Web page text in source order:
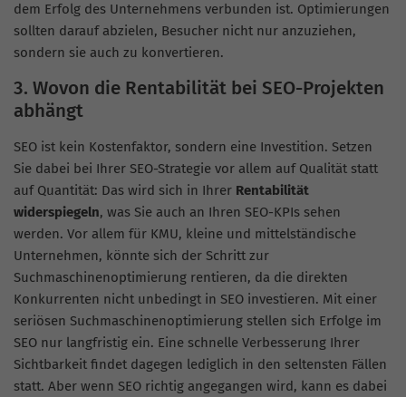
dem Erfolg des Unternehmens verbunden ist. Optimierungen
sollten darauf abzielen, Besucher nicht nur anzuziehen,
sondern sie auch zu konvertieren.
3. Wovon die Rentabilität bei SEO-Projekten
abhängt
SEO ist kein Kostenfaktor, sondern eine Investition. Setzen
Sie dabei bei Ihrer SEO-Strategie vor allem auf Qualität statt
auf Quantität: Das wird sich in Ihrer Rentabilität
widerspiegeln, was Sie auch an Ihren SEO-KPIs sehen
werden. Vor allem für KMU, kleine und mittelständische
Unternehmen, könnte sich der Schritt zur
Suchmaschinenoptimierung rentieren, da die direkten
Konkurrenten nicht unbedingt in SEO investieren. Mit einer
seriösen Suchmaschinenoptimierung stellen sich Erfolge im
SEO nur langfristig ein. Eine schnelle Verbesserung Ihrer
Sichtbarkeit findet dagegen lediglich in den seltensten Fällen
statt. Aber wenn SEO richtig angegangen wird, kann es dabei